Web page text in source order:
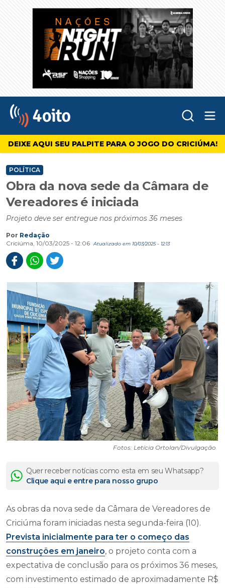
4oito
DEIXE AQUI SEU PALPITE PARA O JOGO DO CRICIÚMA!
POLÍTICA
Obra da nova sede da Câmara de
Vereadores é iniciada
Projeto deve ser entregue nos próximos 36 meses
Por Redação
Criciúma, 10/03/2025 - 12:06
Atualizado em 10/03/2025 - 12:13
Fotos: Letícia Ortolan/Divulgação
Quer receber notícias como esta em seu Whatsapp?
Clique aqui e entre para nosso grupo
As obras da nova sede da Câmara de Vereadores de
Criciúma foram iniciadas nesta segunda-feira (10).
Prevista inicialmente para ter o começo das
construções em janeiro, o projeto conta com a
expectativa de conclusão para os próximos 36 meses,
com investimento estimado de aproximadamente R$